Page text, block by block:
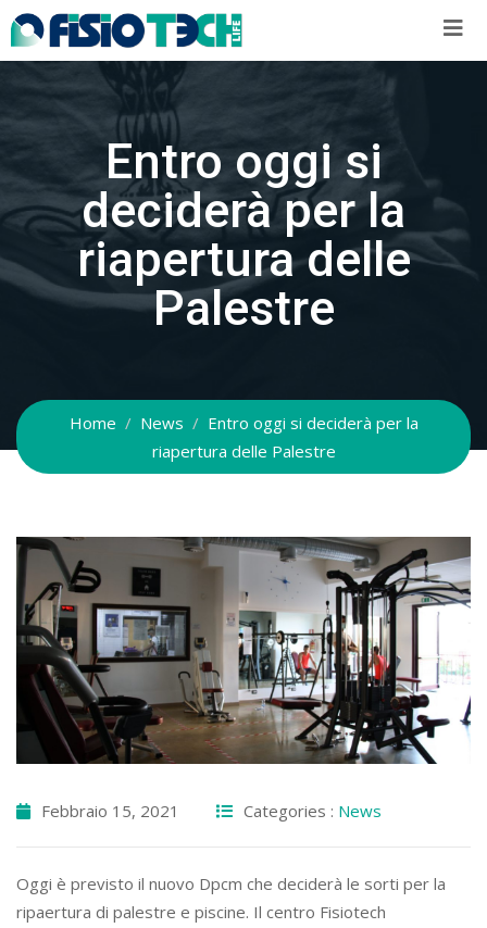
Skip
to
Entro oggi si
deciderà per la
riapertura delle
Palestre
Home News
Entro oggi si deciderà per la
riapertura delle Palestre
Febbraio 15, 2021 Categories : News
Oggi è previsto il nuovo Dpcm che deciderà le sorti per la
ripaertura di palestre e piscine. Il centro Fisiotech